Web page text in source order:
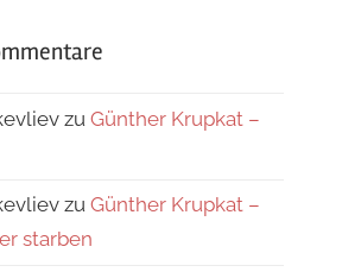
zu Günther Krupkat –
zu Günther Krupkat –
starben